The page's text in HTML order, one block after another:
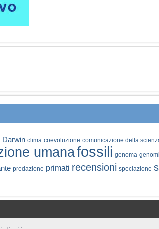
Darwin clima coevoluzione comunicazione della
umanafossili genoma genomi
predazione primati recensioni speciazione